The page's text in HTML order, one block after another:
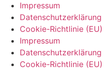
Impressum
Datenschutzerklärung
Cookie-Richtlinie (EU)
Impressum
Datenschutzerklärung
Cookie-Richtlinie (EU)